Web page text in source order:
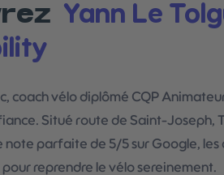
Yann Le
coach vélo diplômé CQP
Situé route de Saint-Joseph,
note parfaite de 5/5 sur Google,
pour reprendre le vélo sereinement.